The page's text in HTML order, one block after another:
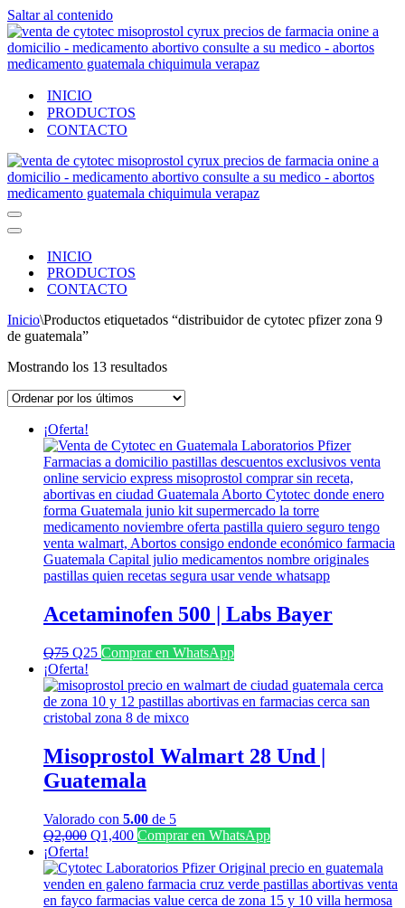
Saltar al contenido
INICIO
PRODUCTOS
CONTACTO
Menú
de
Menú
navegación
INICIO
PRODUCTOS
CONTACTO
Inicio\Productos etiquetados “distribuidor de cytotec pfizer zona 9
de guatemala”
Mostrando los 13 resultadosOrdenado
los
¡Oferta!
Acetaminofen 500 | Labs Bayer
Q75 El
precio
original
era:
Q75.
Q25El
actual
es:
Q25.
Comprar en WhatsApp
¡Oferta!
Misoprostol Walmart 28 Und |
Guatemala
Valorado con 5.00 de 5
Q2,000 El
original
era:
Q2,000.
Q1,400El
actual
es:
Q1,400.
Comprar en WhatsApp
¡Oferta!